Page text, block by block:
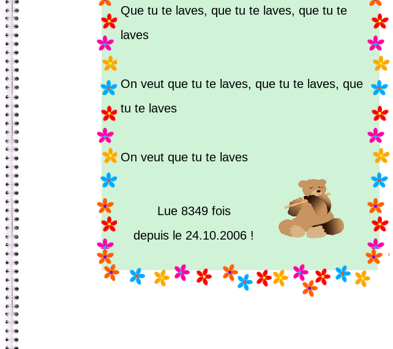
Que tu te laves, que tu te laves, que tu te
laves
On veut que tu te laves, que tu te laves, que
tu te laves
On veut que tu te laves
Lue 8349 fois
depuis le 24.10.2006 !